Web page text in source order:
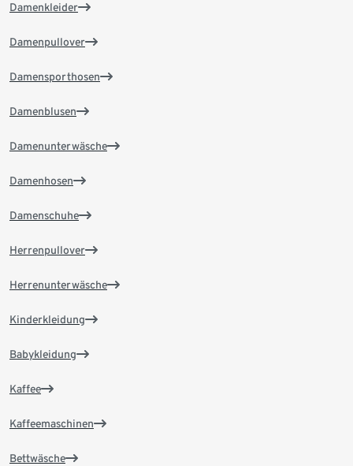
Damenkleider
Damenpullover
Damensporthosen
Damenblusen
Damenunterwäsche
Damenhosen
Damenschuhe
Herrenpullover
Herrenunterwäsche
Kinderkleidung
Babykleidung
Kaffee
Kaffeemaschinen
Bettwäsche